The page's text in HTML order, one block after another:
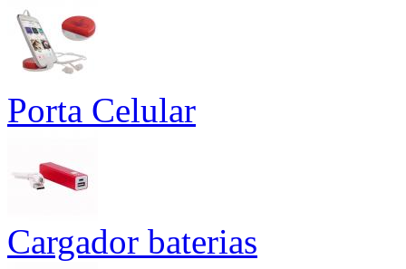
Porta Celular
Cargador baterias